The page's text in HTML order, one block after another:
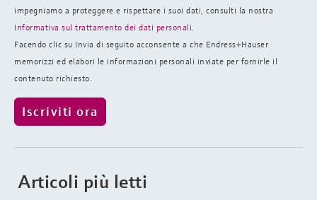
impegniamo a proteggere e rispettare i suoi dati, consulti la nostra
Informativa sul trattamento dei dati personali.
Facendo clic su Invia di seguito acconsente a che Endress+Hauser
memorizzi ed elabori le informazioni personali inviate per fornirle il
contenuto richiesto.
Articoli più letti